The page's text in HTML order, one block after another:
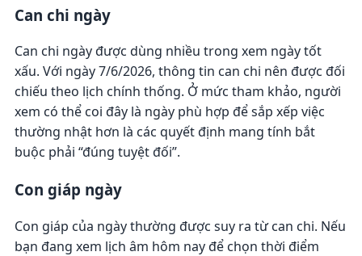
Can chi ngày
Can chi ngày được dùng nhiều trong xem ngày tốt
xấu. Với ngày 7/6/2026, thông tin can chi nên được đối
chiếu theo lịch chính thống. Ở mức tham khảo, người
xem có thể coi đây là ngày phù hợp để sắp xếp việc
thường nhật hơn là các quyết định mang tính bắt
buộc phải “đúng tuyệt đối”.
Con giáp ngày
Con giáp của ngày thường được suy ra từ can chi. Nếu
bạn đang xem lịch âm hôm nay để chọn thời điểm